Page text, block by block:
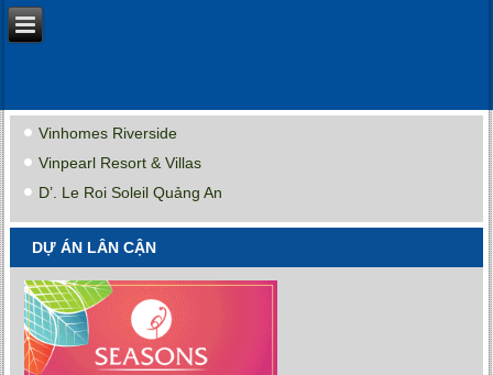
Vinhomes Riverside
Vinpearl Resort & Villas
D’. Le Roi Soleil Quảng An
DỰ ÁN LÂN CẬN